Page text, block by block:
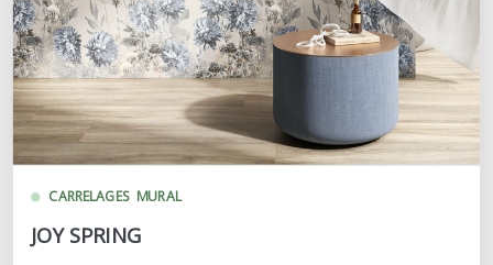
CARRELAGES MURAL
JOY SPRING